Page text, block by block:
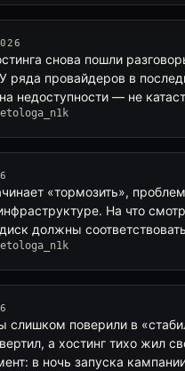
снова пошли
ряда провайдеров в
недоступности — не
«тормозить»,
На что
должны
поверили в
а хостинг тихо жил
в ночь запуска